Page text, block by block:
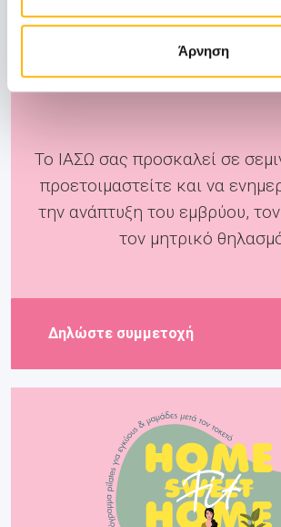
Άρνηση
Pre-Birth
Το ΙΑΣΩ σας προσκαλεί σε
προετοιμαστείτε και να
την ανάπτυξη του εμβρύου,
τον μητρικό
Δηλώστε συμμετοχή